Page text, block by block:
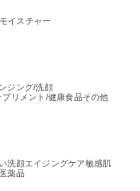
イスチャー
ジング/洗顔
プリメント/健康食品その他
洗顔エイジングケア敏感肌
医薬品